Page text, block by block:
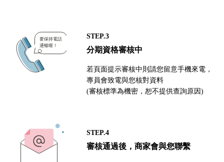
STEP.3
分期資格審核中
若頁面提示審核中則請您留意手機來電，
專員會致電與您核對資料
(審核標準為機密，恕不提供查詢原因)
STEP.4
審核通過後，商家會與您聯繫